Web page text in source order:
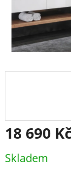
18 690
cena:
Skladem